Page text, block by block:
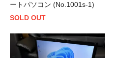
ートパソコン (No.1001s-1)
SOLD OUT